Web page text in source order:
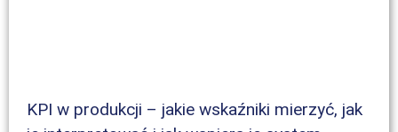
KPI w produkcji – jakie wskaźniki mierzyć, jak